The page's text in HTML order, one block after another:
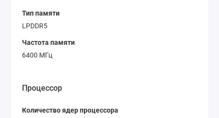
Тип памяти
LPDDR5
Частота памяти
6400 МГц
Процессор
Количество ядер процессора